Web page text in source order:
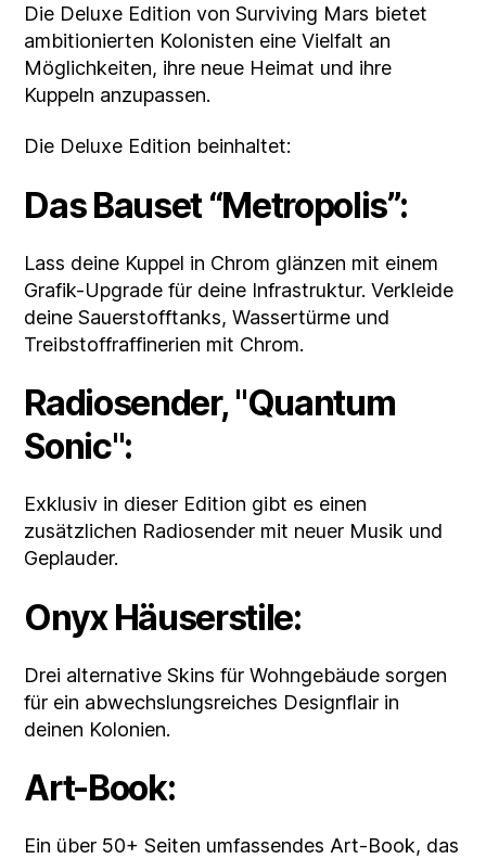
Die Deluxe Edition von Surviving Mars bietet
ambitionierten Kolonisten eine Vielfalt an
Möglichkeiten, ihre neue Heimat und ihre
Kuppeln anzupassen.
Die Deluxe Edition beinhaltet:
Das Bauset “Metropolis”:
Lass deine Kuppel in Chrom glänzen mit einem
Grafik-Upgrade für deine Infrastruktur. Verkleide
deine Sauerstofftanks, Wassertürme und
Treibstoffraffinerien mit Chrom.
Radiosender, "Quantum
Sonic":
Exklusiv in dieser Edition gibt es einen
zusätzlichen Radiosender mit neuer Musik und
Geplauder.
Onyx Häuserstile:
Drei alternative Skins für Wohngebäude sorgen
für ein abwechslungsreiches Designflair in
deinen Kolonien.
Art-Book:
Ein über 50+ Seiten umfassendes Art-Book, das